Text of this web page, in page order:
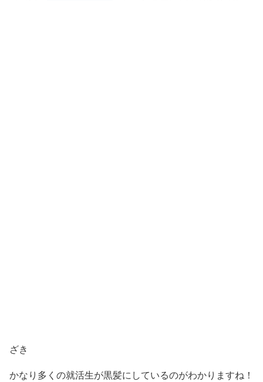
ざき
かなり多くの就活生が黒髪にしているのがわかりますね！